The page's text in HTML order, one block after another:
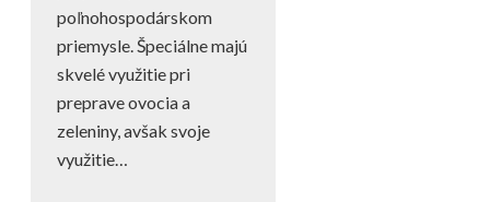
poľnohospodárskom
priemysle. Špeciálne majú
skvelé využitie pri
preprave ovocia a
zeleniny, avšak svoje
využitie…